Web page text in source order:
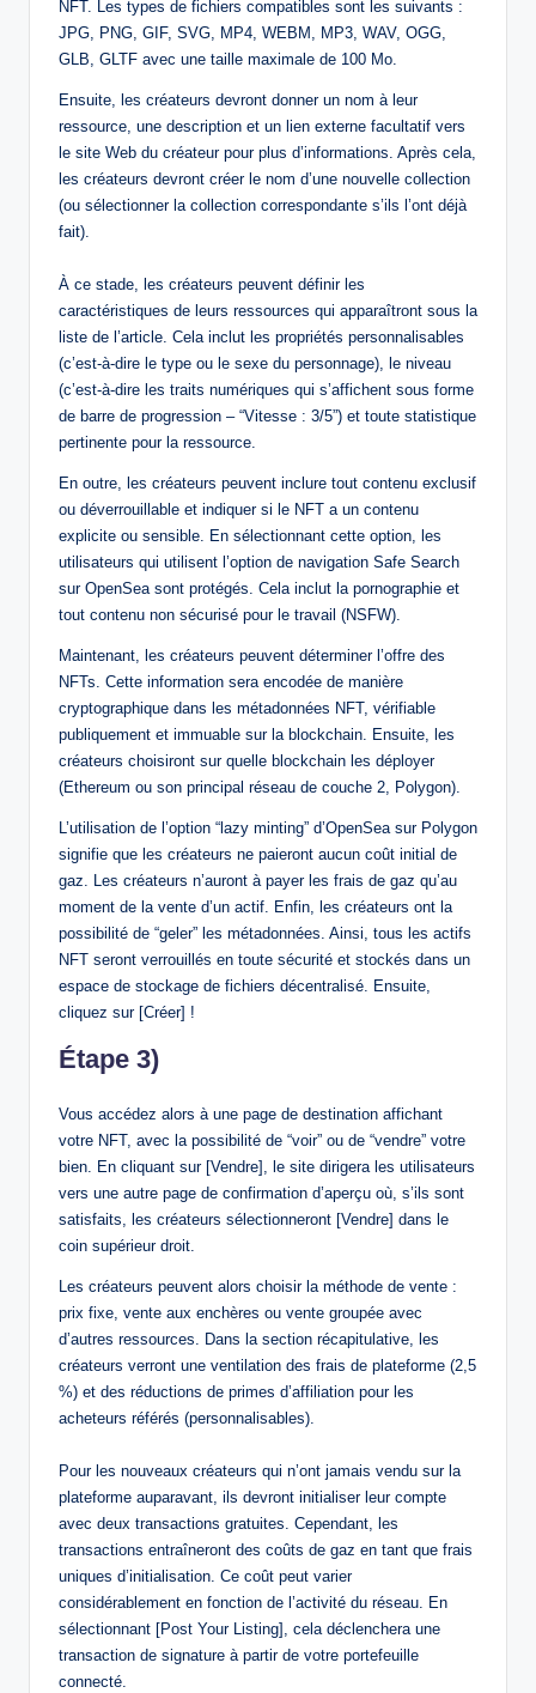
NFT. Les types de fichiers compatibles sont les suivants :
JPG, PNG, GIF, SVG, MP4, WEBM, MP3, WAV, OGG,
GLB, GLTF avec une taille maximale de 100 Mo.
Ensuite, les créateurs devront donner un nom à leur
ressource, une description et un lien externe facultatif vers
le site Web du créateur pour plus d’informations. Après cela,
les créateurs devront créer le nom d’une nouvelle collection
(ou sélectionner la collection correspondante s’ils l’ont déjà
fait).
À ce stade, les créateurs peuvent définir les
caractéristiques de leurs ressources qui apparaîtront sous la
liste de l’article. Cela inclut les propriétés personnalisables
(c’est-à-dire le type ou le sexe du personnage), le niveau
(c’est-à-dire les traits numériques qui s’affichent sous forme
de barre de progression – “Vitesse : 3/5”) et toute statistique
pertinente pour la ressource.
En outre, les créateurs peuvent inclure tout contenu exclusif
ou déverrouillable et indiquer si le NFT a un contenu
explicite ou sensible. En sélectionnant cette option, les
utilisateurs qui utilisent l’option de navigation Safe Search
sur OpenSea sont protégés. Cela inclut la pornographie et
tout contenu non sécurisé pour le travail (NSFW).
Maintenant, les créateurs peuvent déterminer l’offre des
NFTs. Cette information sera encodée de manière
cryptographique dans les métadonnées NFT, vérifiable
publiquement et immuable sur la blockchain. Ensuite, les
créateurs choisiront sur quelle blockchain les déployer
(Ethereum ou son principal réseau de couche 2, Polygon).
L’utilisation de l’option “lazy minting” d’OpenSea sur Polygon
signifie que les créateurs ne paieront aucun coût initial de
gaz. Les créateurs n’auront à payer les frais de gaz qu’au
moment de la vente d’un actif. Enfin, les créateurs ont la
possibilité de “geler” les métadonnées. Ainsi, tous les actifs
NFT seront verrouillés en toute sécurité et stockés dans un
espace de stockage de fichiers décentralisé. Ensuite,
cliquez sur [Créer] !
Étape 3)
Vous accédez alors à une page de destination affichant
votre NFT, avec la possibilité de “voir” ou de “vendre” votre
bien. En cliquant sur [Vendre], le site dirigera les utilisateurs
vers une autre page de confirmation d’aperçu où, s’ils sont
satisfaits, les créateurs sélectionneront [Vendre] dans le
coin supérieur droit.
Les créateurs peuvent alors choisir la méthode de vente :
prix fixe, vente aux enchères ou vente groupée avec
d’autres ressources. Dans la section récapitulative, les
créateurs verront une ventilation des frais de plateforme (2,5
%) et des réductions de primes d’affiliation pour les
acheteurs référés (personnalisables).
Pour les nouveaux créateurs qui n’ont jamais vendu sur la
plateforme auparavant, ils devront initialiser leur compte
avec deux transactions gratuites. Cependant, les
transactions entraîneront des coûts de gaz en tant que frais
uniques d’initialisation. Ce coût peut varier
considérablement en fonction de l’activité du réseau. En
sélectionnant [Post Your Listing], cela déclenchera une
transaction de signature à partir de votre portefeuille
connecté.